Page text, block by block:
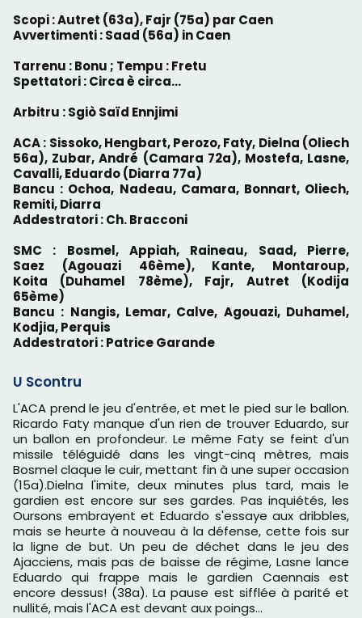
Scopi :Autret (63a), Fajr (75a) par Caen
Avvertimenti :Saad (56a) in Caen
Tarrenu : Bonu ; Tempu : Fretu
Spettatori : Circa è circa...
Arbitru : Sgiò Saïd Ennjimi
ACA : Sissoko, Hengbart, Perozo, Faty, Dielna (Oliech
56a), Zubar, André (Camara 72a), Mostefa, Lasne,
Cavalli, Eduardo (Diarra 77a)
Bancu : Ochoa, Nadeau, Camara, Bonnart, Oliech,
Remiti, Diarra
Addestratori : Ch. Bracconi
SMC : Bosmel, Appiah, Raineau, Saad, Pierre,
Saez (Agouazi 46ème), Kante, Montaroup,
Koita (Duhamel 78ème), Fajr, Autret (Kodija
65ème)
Bancu : Nangis, Lemar, Calve, Agouazi, Duhamel,
Kodjia, Perquis
Addestratori : Patrice Garande
U Scontru
L'ACA prend le jeu d'entrée, et met le pied sur le ballon.
Ricardo Faty manque d'un rien de trouver Eduardo, sur
un ballon en profondeur. Le même Faty se feint d'un
missile téléguidé dans les vingt-cinq mètres, mais
Bosmel claque le cuir, mettant fin à une super occasion
(15a).Dielna l'imite, deux minutes plus tard, mais le
gardien est encore sur ses gardes. Pas inquiétés, les
Oursons embrayent et Eduardo s'essaye aux dribbles,
mais se heurte à nouveau à la défense, cette fois sur
la ligne de but. Un peu de déchet dans le jeu des
Ajacciens, mais pas de baisse de régime, Lasne lance
Eduardo qui frappe mais le gardien Caennais est
encore dessus! (38a). La pause est sifflée à parité et
nullité, mais l'ACA est devant aux poings...